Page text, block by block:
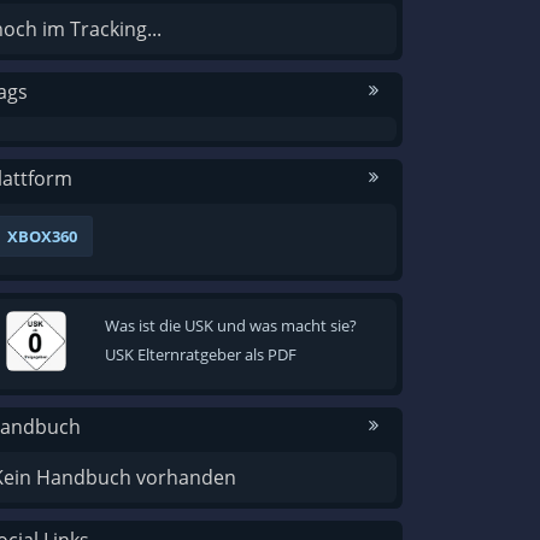
im Tracking...
XBOX360
Was ist die USK und was macht sie?
USK Elternratgeber als PDF
Handbuch vorhanden